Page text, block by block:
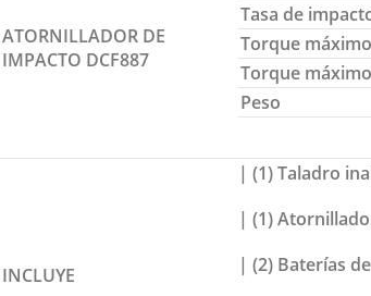
ATORNILLADOR DE
IMPACTO DCF887
Tasa de
Torque
Torque
Peso
INCLUYE
| (1) Taladro
| (1)
| (2) Baterías